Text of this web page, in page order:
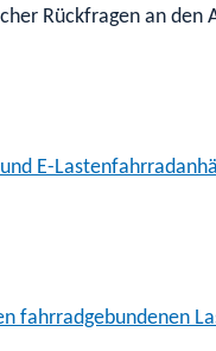
Rückfragen an
E-
fahrradgebundenen